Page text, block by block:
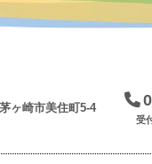
ヶ崎市美住町5-4
受